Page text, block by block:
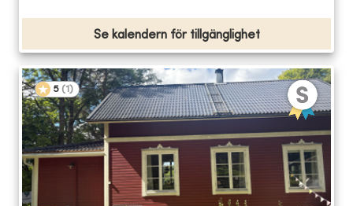
Se kalendern för tillgänglighet
5 (1 )